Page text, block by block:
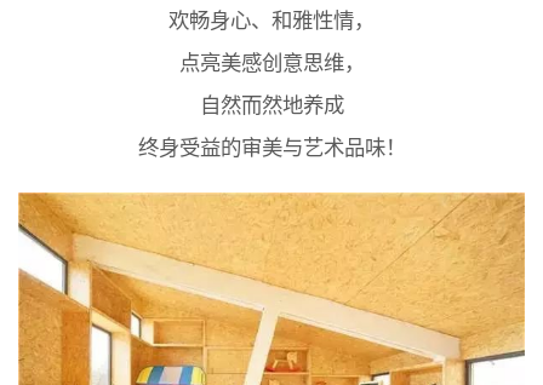
欢畅身心、和雅性情，
点亮美感创意思维，
自然而然地养成
终身受益的审美与艺术品味！